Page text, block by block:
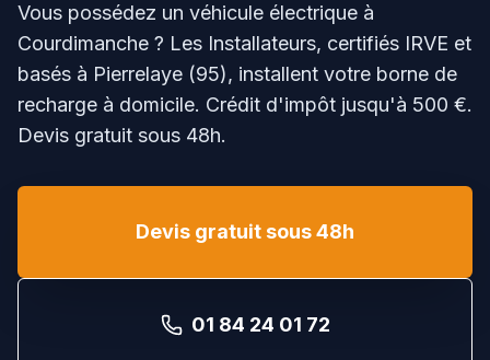
Vous possédez un véhicule électrique à
Courdimanche ? Les Installateurs, certifiés IRVE et
basés à Pierrelaye (95), installent votre borne de
recharge à domicile. Crédit d'impôt jusqu'à 500 €.
Devis gratuit sous 48h.
Devis gratuit sous 48h
01 84 24 01 72